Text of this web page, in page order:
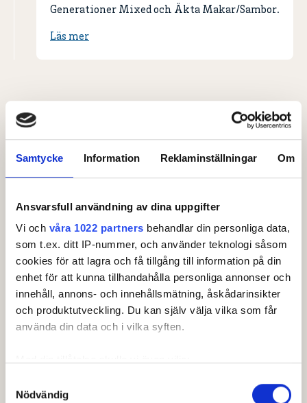
Samtycke Information Reklaminställningar Om
Ansvarsfull användning av dina uppgifter
Vi och våra 1022 partners behandlar din personliga data,
som t.ex. ditt IP-nummer, och använder teknologi såsom
cookies för att lagra och få tillgång till information på din
enhet för att kunna tillhandahålla personliga annonser och
innehåll, annons- och innehållsmätning, åskådarinsikter
och produktutveckling. Du kan själv välja vilka som får
använda din data och i vilka syften.
kan ha en noggrannhet på upp till flera meter
Nödvändig
Generationer Mixed och Äkta Makar/Sambor.
Läs mer
Leaderboard.
BIRKE, Christina
3 JACOBSSON, Ann +53
4 JÖNSSON, Kristina +54
5 WAGNERYD, Agneta +60
Visa fler
Se full leaderboard